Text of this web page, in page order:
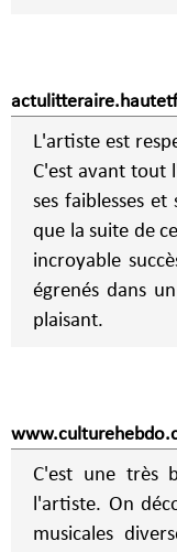
L'artiste est
C'est avant tout
ses faiblesses
que la suite de
incroyable
égrenés dans
plaisant.
C'est une très
l'artiste. On
musicales